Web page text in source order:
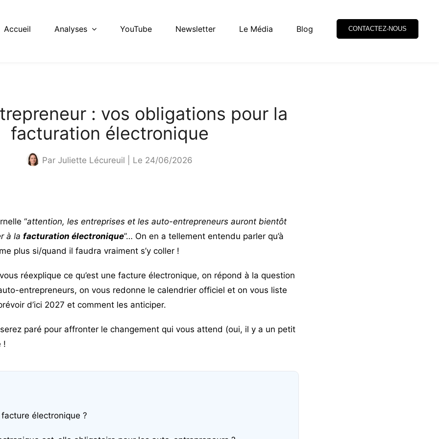
Accueil Analyses YouTube Newsletter Le Média Blog CONTACTEZ-NOUS
: vos obligations pour la
facturation électronique
ParJuliette Lécureuil | Le 24/06/2026
“attention, les entreprises et les auto-entrepreneurs auront bientôt
à la facturation électronique”… On en a tellement entendu parler qu’à
plus si/quand il faudra vraiment s’y coller !
réexplique ce qu’est une facture électronique, on répond à la question
entrepreneurs, on vous redonne le calendrier officiel et on vous liste
d’ici 2027 et comment les anticiper.
paré pour affronter le changement qui vous attend (oui, il y a un petit
!
facture électronique ?